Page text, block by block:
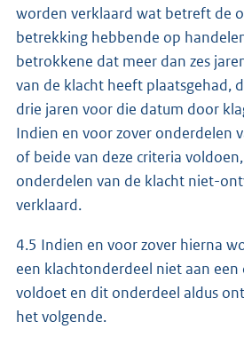
worden verklaard wat betreft de
betrekking hebbende op
betrokkene dat meer dan zes
van de klacht heeft plaatsgehad,
drie jaren voor die datum door
Indien en voor zover onderdelen
of beide van deze criteria
onderdelen van de klacht niet-
verklaard.
4.5 Indien en voor zover hierna
een klachtonderdeel niet aan
voldoet en dit onderdeel aldus
het volgende.